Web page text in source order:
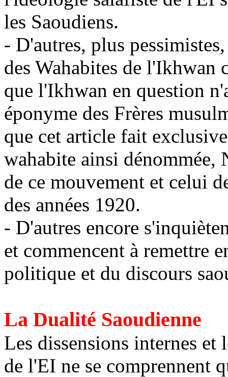
les Saoudiens.
- D'autres, plus
des Wahabites de l'Ikhwan
que l'Ikhwan en question
éponyme des Frères
que cet article fait
wahabite ainsi dénommée,
de ce mouvement et celui
des années 1920.
- D'autres encore
et commencent à remettre
politique et du discours
La Dualité Saoudienne
Les dissensions internes et
de l'EI ne se comprennent